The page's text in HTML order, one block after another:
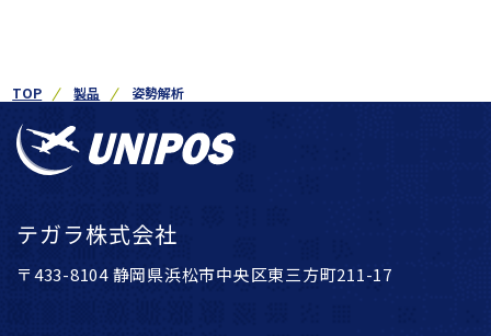
TOP 製品 姿勢解析
テガラ株式会社
〒433-8104 静岡県浜松市中央区東三方町211-17